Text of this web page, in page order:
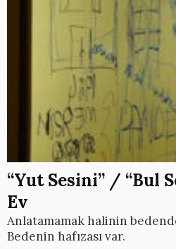
“Yut Sesini” / “Bul
Ev
Anlatamamak halinin
Bedenin hafızası var.